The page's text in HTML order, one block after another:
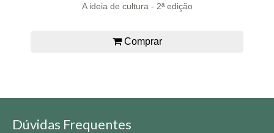
A ideia de cultura - 2ª edição
Comprar
Dúvidas Frequentes